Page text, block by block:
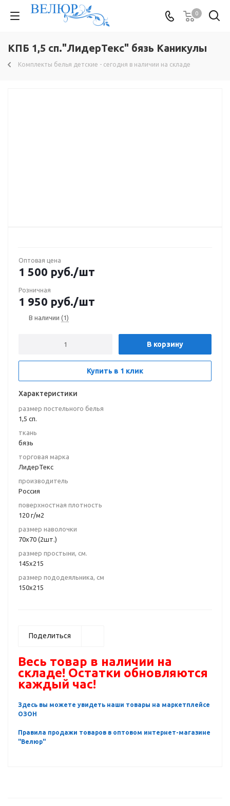
0
КПБ 1,5 сп."ЛидерТекс" бязь Каникулы
Комплекты белья детские - сегодня в наличии на складе
Оптовая цена
1 500 руб./шт
Розничная
1 950 руб./шт
В наличии (1)
В корзину
Купить в 1 клик
Характеристики
размер постельного белья
1,5 сп.
ткань
бязь
торговая марка
ЛидерТекс
производитель
Россия
поверхностная плотность
120 г/м2
размер наволочки
70х70 (2шт.)
размер простыни, см.
145х215
размер пододеяльника, см
150х215
Поделиться
Весь товар в наличии на
складе! Остатки обновляются
каждый час!
Здесь вы можете увидеть наши товары на маркетплейсе
ОЗОН
Правила продажи товаров в оптовом интернет-магазине
"Велюр"